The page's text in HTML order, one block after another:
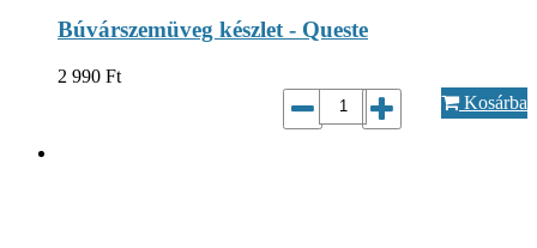
Búvárszemüveg készlet - Queste
2 990 Ft
Kosárba